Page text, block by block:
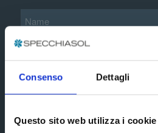
Consenso Dettagli
Questo sito web utilizza i cookie